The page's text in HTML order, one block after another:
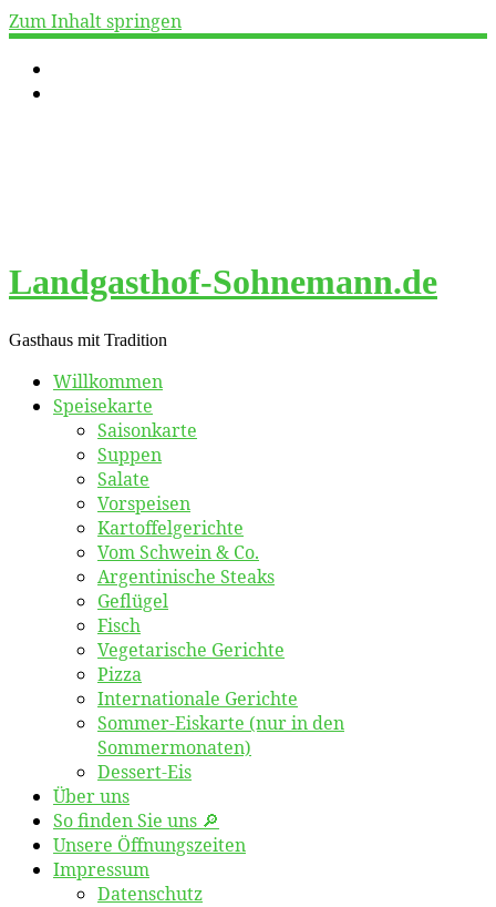
Zum Inhalt springen
Landgasthof-Sohnemann.de
Gasthaus mit Tradition
Willkommen
Speisekarte
Saisonkarte
Suppen
Salate
Vorspeisen
Kartoffelgerichte
Vom Schwein & Co.
Argentinische Steaks
Geflügel
Fisch
Vegetarische Gerichte
Pizza
Internationale Gerichte
Sommer-Eiskarte (nur in den
Sommermonaten)
Dessert-Eis
Über uns
So finden Sie uns 🔎
Unsere Öffnungszeiten
Impressum
Datenschutz